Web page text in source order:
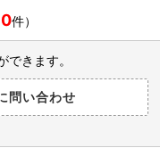
0件）
きます。